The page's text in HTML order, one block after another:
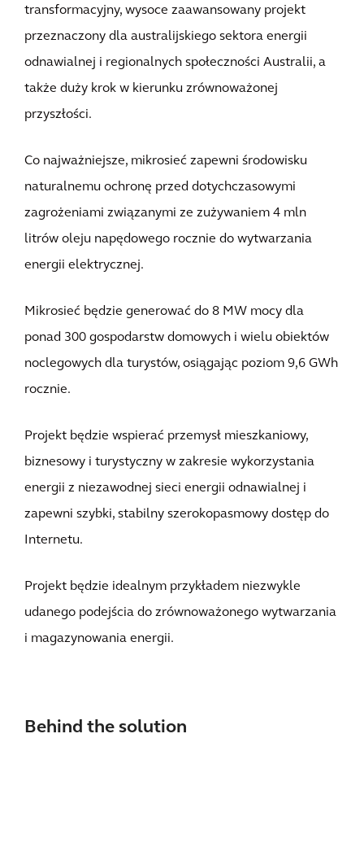
transformacyjny, wysoce zaawansowany projekt
przeznaczony dla australijskiego sektora energii
odnawialnej i regionalnych społeczności Australii, a
także duży krok w kierunku zrównoważonej
przyszłości.
Co najważniejsze, mikrosieć zapewni środowisku
naturalnemu ochronę przed dotychczasowymi
zagrożeniami związanymi ze zużywaniem 4 mln
litrów oleju napędowego rocznie do wytwarzania
energii elektrycznej.
Mikrosieć będzie generować do 8 MW mocy dla
ponad 300 gospodarstw domowych i wielu obiektów
noclegowych dla turystów, osiągając poziom 9,6 GWh
rocznie.
Projekt będzie wspierać przemysł mieszkaniowy,
biznesowy i turystyczny w zakresie wykorzystania
energii z niezawodnej sieci energii odnawialnej i
zapewni szybki, stabilny szerokopasmowy dostęp do
Internetu.
Projekt będzie idealnym przykładem niezwykle
udanego podejścia do zrównoważonego wytwarzania
i magazynowania energii.
Behind the solution